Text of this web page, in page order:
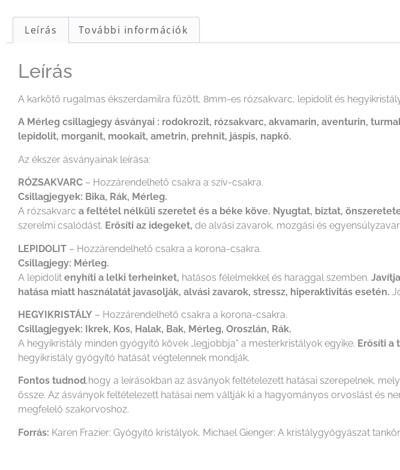
Leírás További információk
Leírás
A karkötő rugalmas ékszerdamilra fűzött, 8mm-es rózsakvarc, lepidolit és
A Mérleg csillagjegy ásványai : rodokrozit, rózsakvarc, akvamarin, aventurin,
lepidolit, morganit, mookait, ametrin, prehnit, jáspis, napkő.
Az ékszer ásványainak leírása:
RÓZSAKVARC – Hozzárendelhető csakra a szív-csakra.
Csillagjegyek: Bika, Rák, Mérleg.
A rózsakvarc a feltétel nélküli szeretet és a béke köve. Nyugtat, biztat,
szerelmi csalódást. Erősíti az idegeket, de alvási zavarok, mozgási és
LEPIDOLIT – Hozzárendelhető csakra a korona-csakra.
Csillagjegy: Mérleg.
A lepidolit enyhíti a lelki terheinket, hatásos félelmekkel és haraggal szemben.
hatása miatt használatát javasolják, alvási zavarok, stressz, hiperaktivitás esetén.
HEGYIKRISTÁLY – Hozzárendelhető csakra a korona-csakra.
Csillagjegyek: Ikrek, Kos, Halak, Bak, Mérleg, Oroszlán, Rák.
A hegyikristály minden gyógyító kövek „legjobbja” a mesterkristályok egyike. Erősíti a
hegyikristály gyógyító hatását végtelennek mondják.
Fontos tudnod,hogy a leírásokban az ásványok feltételezett hatásai szerepelnek,
össze. Az ásványok feltételezett hatásai nem váltják ki a hagyományos orvoslást és
megfelelő szakorvoshoz.
Forrás: Karen Frazier: Gyógyító kristályok, Michael Gienger: A kristálygyógyászat